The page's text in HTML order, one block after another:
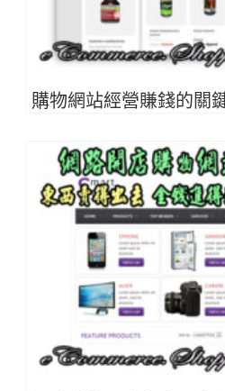
購物網站經營賺錢的關